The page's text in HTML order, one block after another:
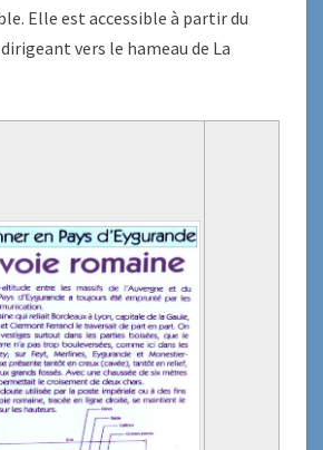
Elle est accessible à partir du
dirigeant vers le hameau de La